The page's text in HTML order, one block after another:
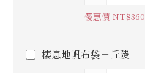
優惠價 NT$360
棲息地帆布袋－丘陵